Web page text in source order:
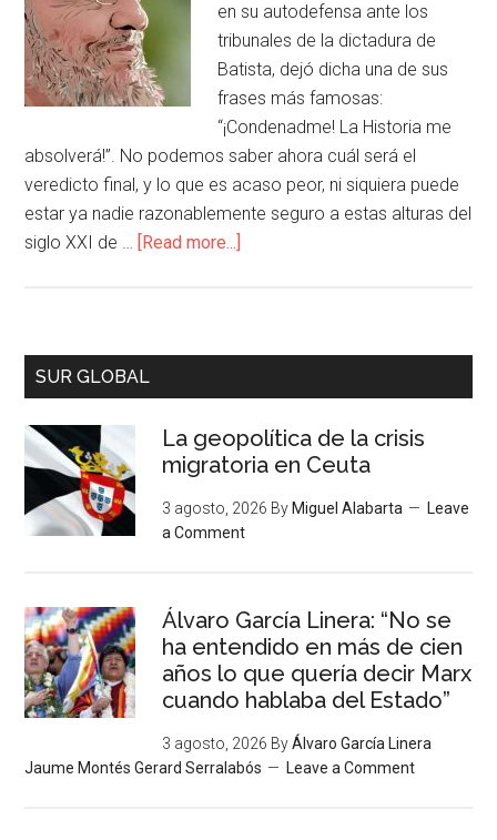
en su autodefensa ante los
tribunales de la dictadura de
Batista, dejó dicha una de sus
frases más famosas:
“¡Condenadme! La Historia me
absolverá!”. No podemos saber ahora cuál será el
veredicto final, y lo que es acaso peor, ni siquiera puede
estar ya nadie razonablemente seguro a estas alturas del
siglo XXI de … [Read more...]
SUR GLOBAL
La geopolítica de la crisis
migratoria en Ceuta
3 agosto, 2026 By Miguel Alabarta
Leave
a Comment
Álvaro García Linera: “No se
ha entendido en más de cien
años lo que quería decir Marx
cuando hablaba del Estado”
3 agosto, 2026 ByÁlvaro García Linera
Jaume Montés Gerard Serralabós
Leave a Comment